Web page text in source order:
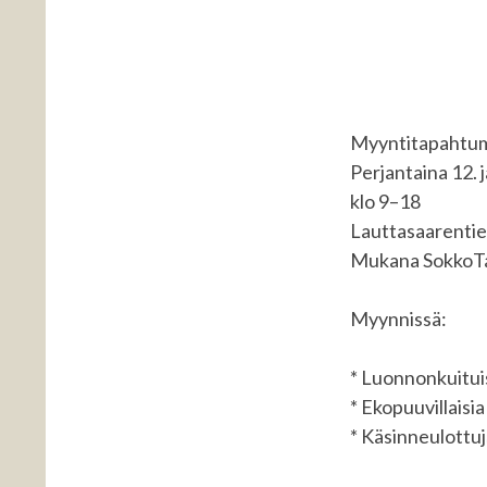
Perjantaina 12.
klo 9–18
Mukana
Myynnissä:
*
*
*